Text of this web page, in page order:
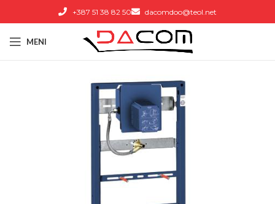
+387 51 38 82 50 dacomdoo@teol.net
MENI